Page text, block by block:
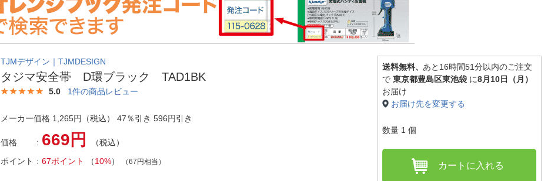
お客様サポート
ご利用ガイド
ご利用規約
店舗情報・店舗一覧
お取り寄せ品入荷状況照会
TJMデザイン｜TJMDESIGN
タジマ安全帯 D環ブラック TAD1BK
5.0 1件の商品レビュー
メーカー価格 1,265円（税込） 47％引き 596円引き
価格 669円
（税込）
ポイント
67ポイント （10%） （67円相当）
送料無料、 あと16時間51分以内のご注文
で 東京都豊島区東池袋 に8月10日（月）
お届け
お届け先を変更する
数量 1 個
カートに入れる